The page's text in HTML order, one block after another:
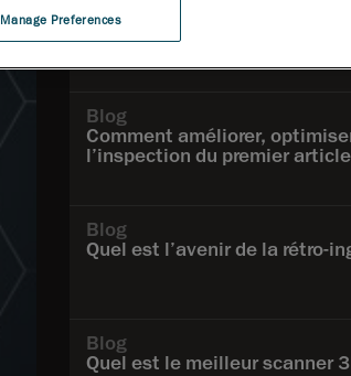
Naviguer le passage à la
automatisée avec la
Blog
Comment améliorer,
l’inspection du premier article
Blog
Quel est l’avenir de la rétro-
Blog
Quel est le meilleur scanner
Manage Preferences